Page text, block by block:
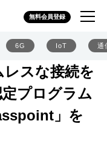
無料会員登録
6G IoT 通
スな接続を
プログラム
」を